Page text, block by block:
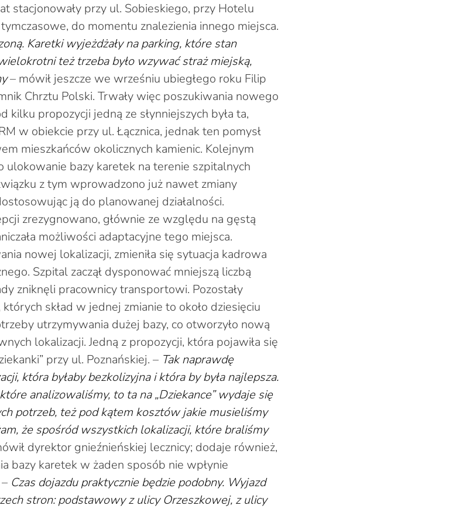
stacjonowały przy ul. Sobieskiego, przy Hotelu
do momentu znalezienia innego miejsca.
Karetki wyjeżdżały na parking, które stan
też trzeba było wzywać straż miejską,
– mówił jeszcze we wrześniu ubiegłego roku Filip
Chrztu Polski. Trwały więc poszukiwania nowego
kilku propozycji jedną ze słynniejszych była ta,
w obiekcie przy ul. Łącznica, jednak ten pomysł
mieszkańców okolicznych kamienic. Kolejnym
ulokowanie bazy karetek na terenie szpitalnych
z tym wprowadzono już nawet zmiany
ją do planowanej działalności.
zrezygnowano, głównie ze względu na gęstą
możliwości adaptacyjne tego miejsca.
nowej lokalizacji, zmieniła się sytuacja kadrowa
Szpital zaczął dysponować mniejszą liczbą
zniknęli pracownicy transportowi. Pozostały
skład w jednej zmianie to około dziesięciu
utrzymywania dużej bazy, co otworzyło nową
lokalizacji. Jedną z propozycji, która pojawiła się
przy ul. Poznańskiej. – Tak naprawdę
która byłaby bezkolizyjna i która by była najlepsza.
analizowaliśmy, to ta na „Dziekance” wydaje się
potrzeb, też pod kątem kosztów jakie musieliśmy
że spośród wszystkich lokalizacji, które braliśmy
dyrektor gnieźnieńskiej lecznicy; dodaje również,
bazy karetek w żaden sposób nie wpłynie
Czas dojazdu praktycznie będzie podobny. Wyjazd
stron: podstawowy z ulicy Orzeszkowej, z ulicy